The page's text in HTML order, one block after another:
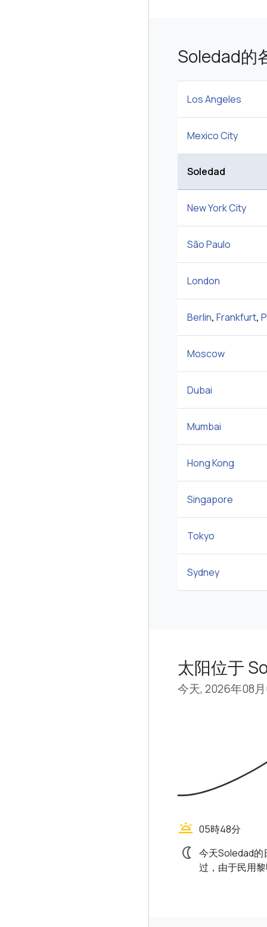
Soledad的
Los Angeles
Mexico City
Soledad
New York City
São Paulo
London
Berlin, Frankfurt,
Moscow
Dubai
Mumbai
Hong Kong
Singapore
Tokyo
Sydney
太阳位于
今天, 2026年08
wb_twilight 05時48分
nightlight 今天Soledad的
过，由于民用